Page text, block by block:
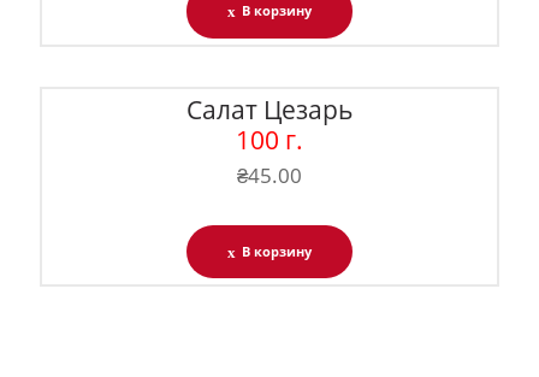
В корзину
Салат Цезарь
100 г.
₴45.00
В корзину